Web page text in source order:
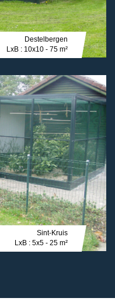
Destelbergen
LxB : 10x10 - 75 m²
Sint-Kruis
LxB : 5x5 - 25 m²